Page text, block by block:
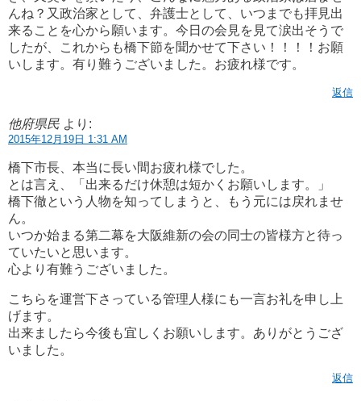
んね？又政治家として、弁護士として、いつまでも拝見出
来ることを心から願います。今日の会見を見て涙出そうで
したが、これからも橋下節を聞かせて下さい！！！！お願
いします。有り難うございました。お疲れ様です。
返信
他府県民 より:
2015年12月19日 1:31 AM
橋下市長、本当に長い間お疲れ様でした。
とは言え、「出来るだけ休憩は短かくお願いします。」
橋下徹という人物を知ってしまうと、もう元には戻れませ
ん。
いつか始まる第二幕を大阪維新の会の同士の皆様方と待っ
ていたいと思います。
心より有難うございました。
こちらを運営下さっている管理人様にも一言お礼を申し上
げます。
出来ましたら今後も宜しくお願いします。ありがとうござ
いました。
返信